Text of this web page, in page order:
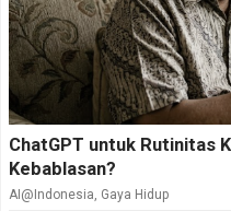
ChatGPT untuk Rutinitas
Kebablasan?
AI@Indonesia, Gaya Hidup